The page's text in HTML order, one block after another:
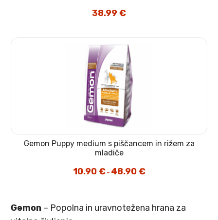
38.99€
Gemon Puppy medium s piščancem in rižem za
mladiče
10.90€ – 48.90€Cenovni
razpon:
Gemon – Popolna in uravnotežena hrana za